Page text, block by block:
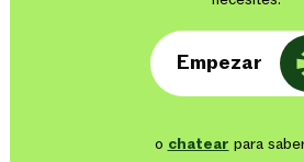
Empezar
o chatear para